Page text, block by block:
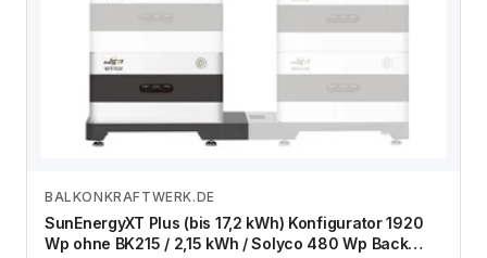
Zum Angebot
BALKONKRAFTWERK.DE
SunEnergyXT Plus (bis 17,2 kWh) Konfigurator 1920
Wp ohne BK215 / 2,15 kWh / Solyco 480 Wp Back